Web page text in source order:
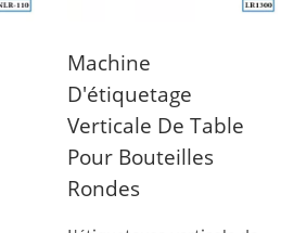
Machine
D'étiquetage
Verticale De Table
Pour Bouteilles
Rondes